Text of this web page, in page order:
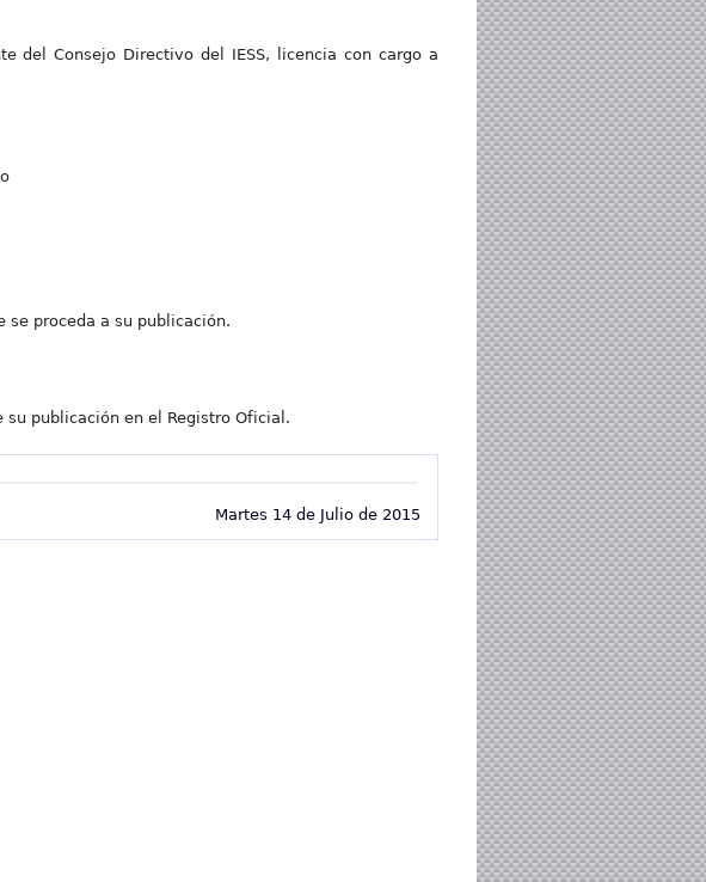
del Consejo Directivo del IESS, licencia con cargo a
se proceda a su publicación.
publicación en el Registro Oficial.
Martes 14 de Julio de 2015